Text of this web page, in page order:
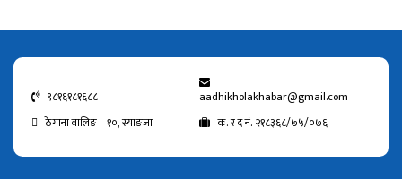
९८१६१८१६८८
aadhikholakhabar@gmail.com
ठेगाना वालिङ—१०, स्याङजा
क. र द नं. २१८३६८/७५/०७६